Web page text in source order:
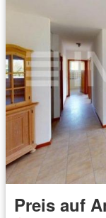
Preis auf